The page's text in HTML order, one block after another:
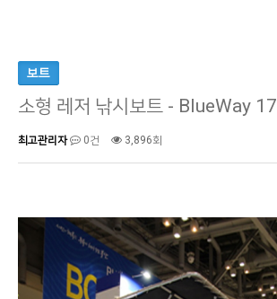
보트
소형 레저 낚시보트 - BlueWay 17
최고관리자 0건 3,896회